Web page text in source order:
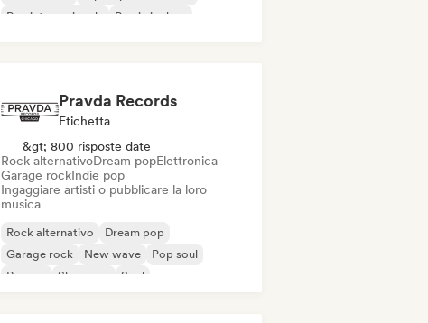
Rap internazionale
Rap in inglese
Pravda Records
Etichetta
&gt; 800 risposte date
Rock alternativoDream popElettronica
Garage rockIndie pop
Ingaggiare artisti o pubblicare la loro
musica
Rock alternativo
Dream pop
Garage rock
New wave
Pop soul
Reggae
Shoegaze Soul